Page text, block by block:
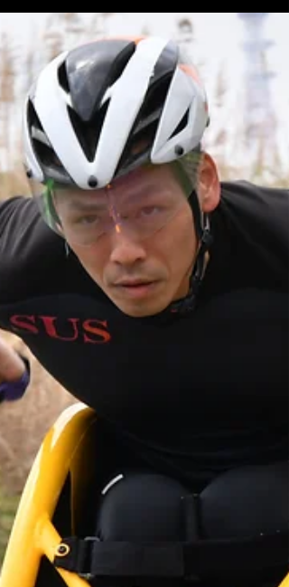
ば、あと20Wの余力があるから後半のスピードを